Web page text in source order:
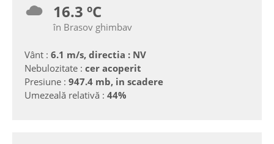
16.3 ºC
în Brasov ghimbav
Vânt : 6.1 m/s, directia : NV
Nebulozitate : cer acoperit
Presiune : 947.4 mb, in scadere
Umezeală relativă : 44%